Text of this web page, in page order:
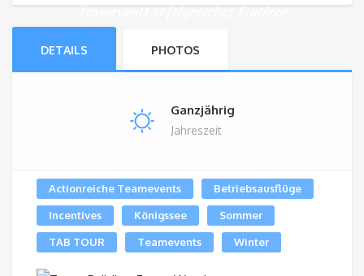
DETAILS PHOTOS
Ganzjährig
Jahreszeit
Actionreiche Teamevents Betriebsausflüge
Incentives Königssee Sommer
TAB TOUR Teamevents Winter